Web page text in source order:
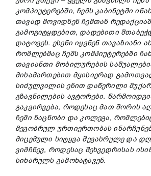
კომპიუტერებში, ჩემს კაბინეტში
თავად მოვიდნენ ჩემთან
გამოგიტყდებით, დადებითი
დატოვეს. ესენი იყვნენ თავაზიანი
რომლებმაც ჩემს კომპიუტერებში
თავიანთი მობილურების
მისამართებით მყისიერად
სიძულვილის ენით დაწერილი
გზავნილების ავტორები.
გაკვირვება, როდესაც მათ შორის
ჩემი ნაცნობი და კოლეგა,
მეგობრულ ურთიერთობას
მიცემული სიტყვა შევასრულე და
ვიმჩნევ, როდესაც შეხვედრისას
სიხარულს გამოხატავენ.